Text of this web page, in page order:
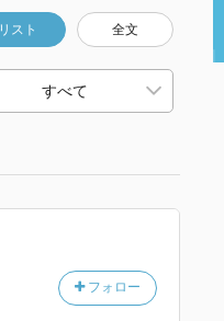
リスト 全文
フォロー